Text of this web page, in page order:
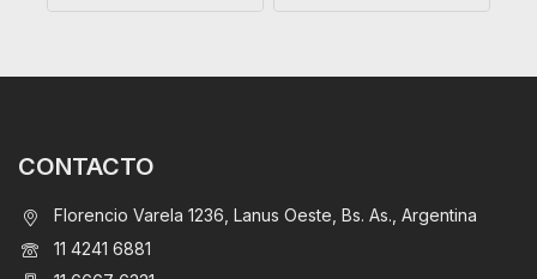
CONTACTO
Florencio Varela 1236, Lanus Oeste, Bs. As., Argentina
11 4241 6881